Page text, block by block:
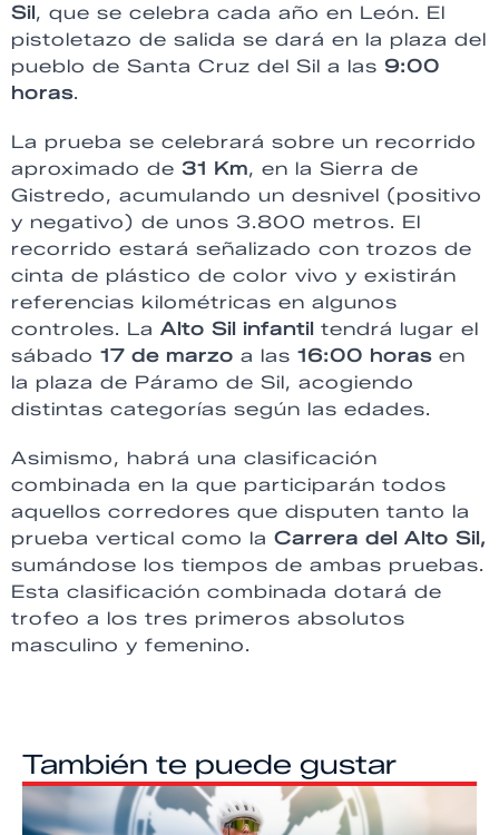
Sil, que se celebra cada año en León. El
pistoletazo de salida se dará en la plaza del
pueblo de Santa Cruz del Sil a las 9:00
horas.
La prueba se celebrará sobre un recorrido
aproximado de 31 Km, en la Sierra de
Gistredo, acumulando un desnivel (positivo
y negativo) de unos 3.800 metros. El
recorrido estará señalizado con trozos de
cinta de plástico de color vivo y existirán
referencias kilométricas en algunos
controles. La Alto Sil infantil tendrá lugar el
sábado 17 de marzo a las 16:00 horas en
la plaza de Páramo de Sil, acogiendo
distintas categorías según las edades.
Asimismo, habrá una clasificación
combinada en la que participarán todos
aquellos corredores que disputen tanto la
prueba vertical como la Carrera del Alto Sil,
sumándose los tiempos de ambas pruebas.
Esta clasificación combinada dotará de
trofeo a los tres primeros absolutos
masculino y femenino.
También te puede gustar